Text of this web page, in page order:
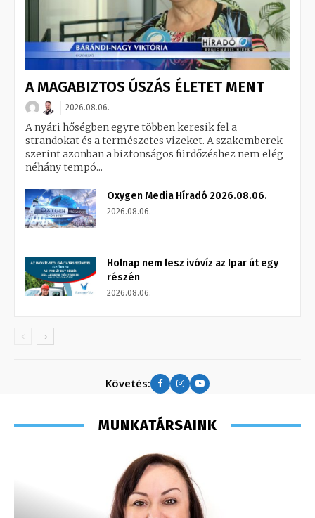
A MAGABIZTOS ÚSZÁS ÉLETET MENT
2026.08.06.
A nyári hőségben egyre többen keresik fel a
strandokat és a természetes vizeket. A szakemberek
szerint azonban a biztonságos fürdőzéshez nem elég
néhány tempó...
Oxygen Media Híradó 2026.08.06.
2026.08.06.
Holnap nem lesz ivóvíz az Ipar út egy
részén
2026.08.06.
Követés:
MUNKATÁRSAINK